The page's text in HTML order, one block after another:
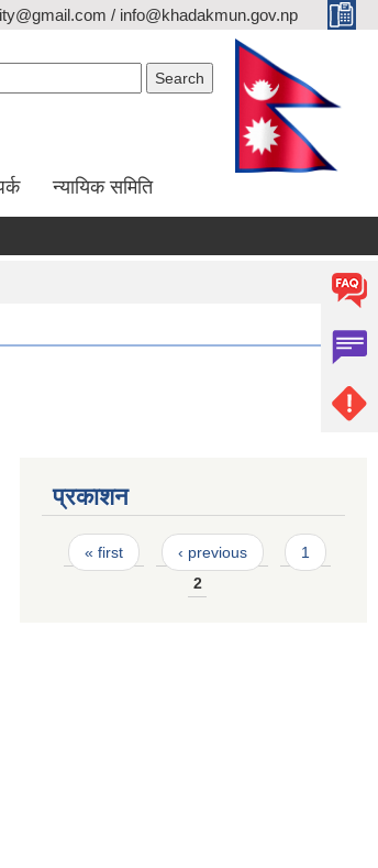
/ info@khadakmun.gov.np
न्यायिक समिति
सम्वन्धी सार्वजनिक सूचना
प्रकाशन
Pages
« first ‹ previous
1
2